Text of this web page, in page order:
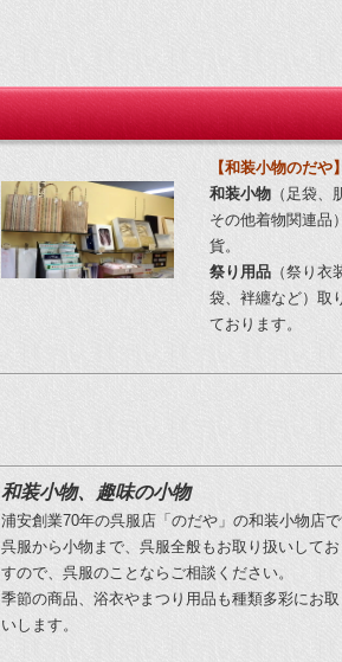
【和装小物のだや】
和装小物（足袋、
その他着物関連品
貨。
祭り用品（祭り衣
袋、袢纏など）取
ております。
和装小物、趣味の小物
浦安創業70年の呉服店「のだや」の和装小物店で
呉服から小物まで、呉服全般もお取り扱いしてお
すので、呉服のことならご相談ください。
季節の商品、浴衣やまつり用品も種類多彩にお取
いします。